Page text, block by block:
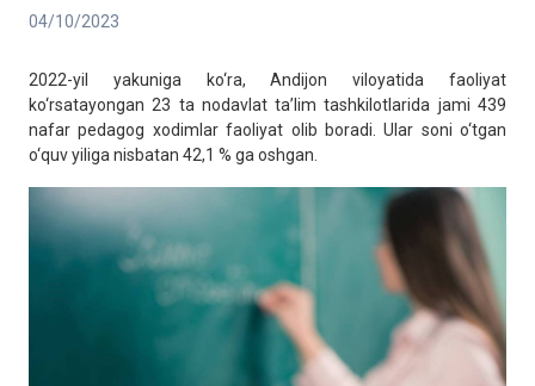
04/10/2023
2022-yil yakuniga ko‘ra, Andijon viloyatida faoliyat
ko‘rsatayongan 23 ta nodavlat ta’lim tashkilotlarida jami 439
nafar pedagog xodimlar faoliyat olib boradi. Ular soni o‘tgan
o‘quv yiliga nisbatan 42,1 % ga oshgan.